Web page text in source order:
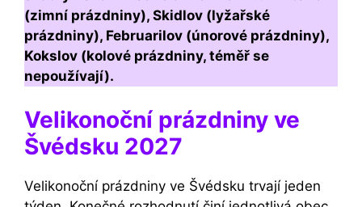
(zimní prázdniny), Skidlov (lyžařské
prázdniny), Februarilov (únorové prázdniny),
Kokslov (kolové prázdniny, téměř se
nepoužívají).
Velikonoční prázdniny ve
Švédsku 2027
Velikonoční prázdniny ve Švédsku trvají jeden